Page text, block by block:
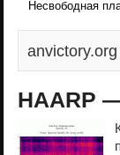
Несвободная
anvictory.org
HAARP